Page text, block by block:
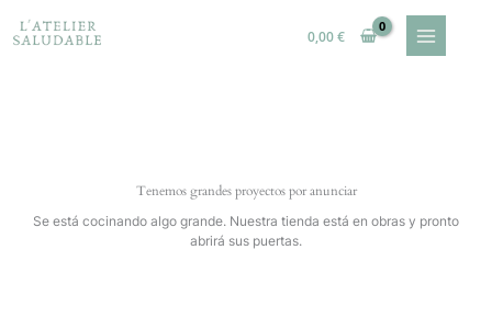
contenido
0,00€
Tenemos grandes proyectos por anunciar
Se está cocinando algo grande. Nuestra tienda está en obras y pronto
abrirá sus puertas.